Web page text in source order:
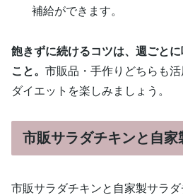
補給ができます。
飽きずに続けるコツは、週ごと
こと。 市販品・手作りどちらも
ダイエットを楽しみましょう。
市販サラダチキンと自家
市販サラダチキンと自家製サラ